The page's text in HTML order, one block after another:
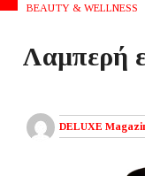
BEAUTY & WELLNESS
Λαμπερή
DELUXE